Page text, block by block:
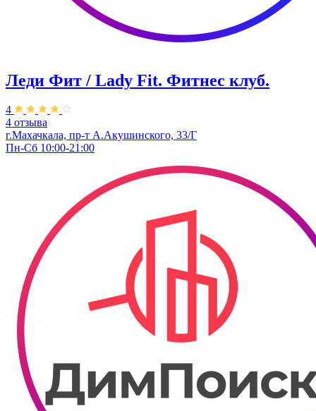
Леди Фит / Lady Fit. Фитнес клуб.
4
4 отзыва
г.Махачкала, пр-т А.Акушинского, 33/Г
Пн-Сб 10:00-21:00